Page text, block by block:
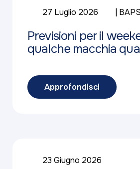
27 Luglio 2026
Previsioni per il
qualche macchia
Approfondisci
23 Giugno 2026